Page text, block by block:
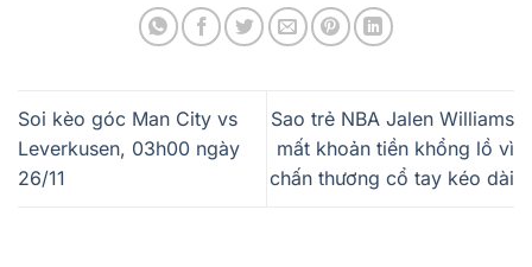
Soi kèo góc Man City vs
Leverkusen, 03h00 ngày
26/11
Sao trẻ NBA Jalen Williams
mất khoản tiền khổng lồ vì
chấn thương cổ tay kéo dài